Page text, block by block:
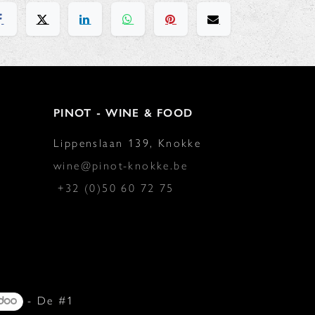
PINOT - WINE & FOOD
Lippenslaan 139, Knokke
wine@pinot-knokke.be
+32 (0)50 60 72 75
- De #1